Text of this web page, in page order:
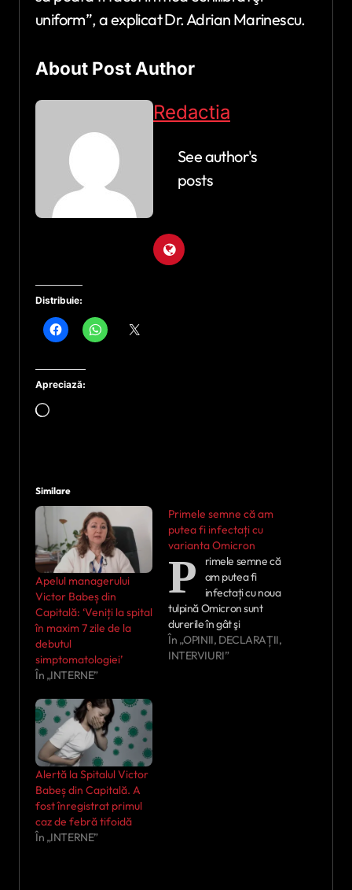
uniform”, a explicat Dr. Adrian Marinescu.
About Post Author
Redactia
See author's
posts
Distribuie:
Apreciază:
Încarc...
Similare
Apelul managerului
Victor Babeș din
Capitală: ‘Veniți la spital
în maxim 7 zile de la
debutul
simptomatologiei’
În „INTERNE”
Primele semne că am
putea fi infectați cu
varianta Omicron
P
rimele semne că
am putea fi
infectați cu noua
tulpină Omicron sunt
durerile în gât şi
faringitele, anunță
profesorul Adrian
În „OPINII, DECLARAȚII,
INTERVIURI”
Alertă la Spitalul Victor
Babeș din Capitală. A
fost înregistrat primul
caz de febră tifoidă
În „INTERNE”